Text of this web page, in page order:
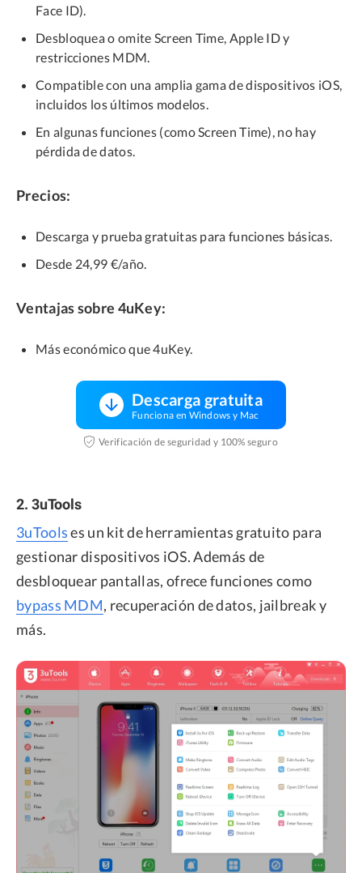
Face ID).
Desbloquea o omite Screen Time, Apple ID y
restricciones MDM.
Compatible con una amplia gama de dispositivos iOS,
incluidos los últimos modelos.
En algunas funciones (como Screen Time), no hay
pérdida de datos.
Precios:
Descarga y prueba gratuitas para funciones básicas.
Desde 24,99 €/año.
Ventajas sobre 4uKey:
Más económico que 4uKey.
Descarga gratuita
Funciona en Windows y Mac
Verificación de seguridad y 100% seguro
2. 3uTools
3uToolses un kit de herramientas gratuito para
gestionar dispositivos iOS. Además de
desbloquear pantallas, ofrece funciones como
bypass MDM, recuperación de datos, jailbreak y
más.